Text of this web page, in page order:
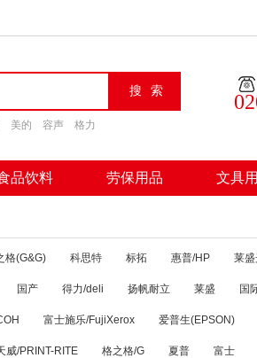
美的 容声 格力
品饮料 劳保用品 文具
格(G&G) 科思特 标拓 惠普/HP 莱
国产 得力/deli 扬帆耐立 莱盛 国
富士施乐/FujiXerox 爱普生(EPSON)
威/PRINT-RITE 格之格/G 夏普 富士